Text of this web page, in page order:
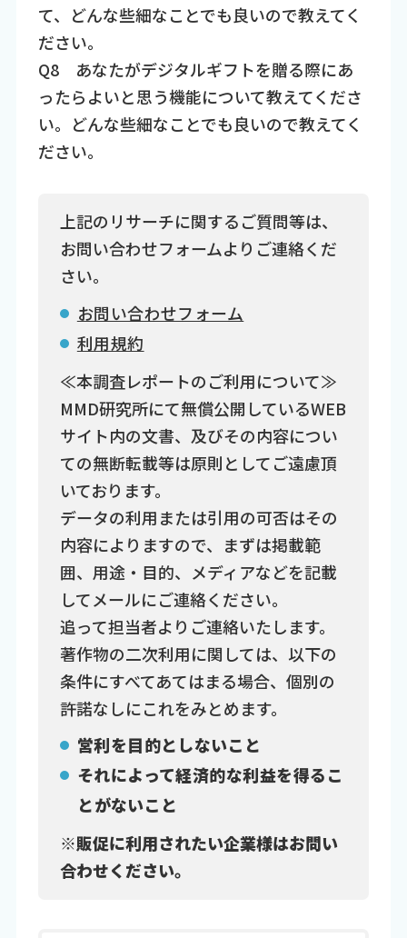
て、どんな些細なことでも良いので教えてく
ださい。
Q8 あなたがデジタルギフトを贈る際にあ
ったらよいと思う機能について教えてくださ
い。どんな些細なことでも良いので教えてく
ださい。
上記のリサーチに関するご質問等は、
お問い合わせフォームよりご連絡くだ
さい。
お問い合わせフォーム
利用規約
≪本調査レポートのご利用について≫
MMD研究所にて無償公開しているWEB
サイト内の文書、及びその内容につい
ての無断転載等は原則としてご遠慮頂
いております。
データの利用または引用の可否はその
内容によりますので、まずは掲載範
囲、用途・目的、メディアなどを記載
してメールにご連絡ください。
追って担当者よりご連絡いたします。
著作物の二次利用に関しては、以下の
条件にすべてあてはまる場合、個別の
許諾なしにこれをみとめます。
営利を目的としないこと
それによって経済的な利益を得るこ
とがないこと
※販促に利用されたい企業様はお問い
合わせください。